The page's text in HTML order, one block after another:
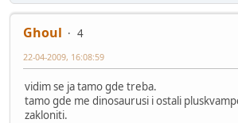
Ghoul
4
22-04-2009, 16:08:59
vidim se ja tamo gde treba.
tamo gde me dinosaurusi i ostali
zakloniti.